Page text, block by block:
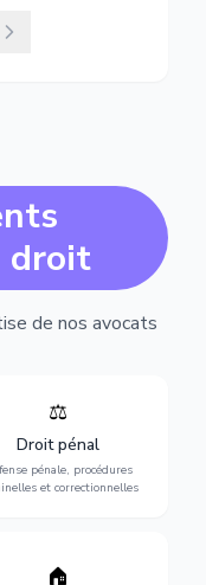
droit
de nos avocats
⚖️
Droit pénal
pénale, procédures
et correctionnelles
en matière pénale,
jusqu'au procès, pour
affaire correctionnelle
ou criminelle.
🏠
de vos projets